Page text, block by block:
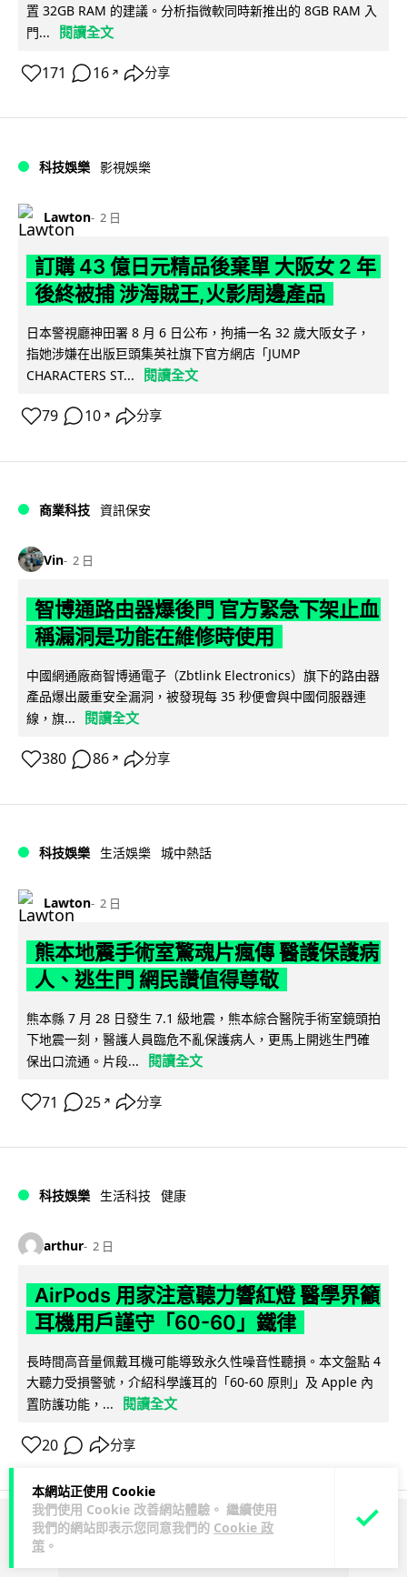
本網站正使用 Cookie
我們使用 Cookie 改善網站體驗。 繼續使用
我們的網站即表示您同意我們的 Cookie 政
策 。
置 32GB RAM 的建議。分析指微軟同時新推出的 8GB RAM 入
門...
閱讀全文
171 16 ↗ 分享
科技娛樂 影視娛樂
Lawton 2 日
訂購 43 億日元精品後棄單 大阪女 2 年
後終被捕 涉海賊王,火影周邊產品
日本警視廳神田署 8 月 6 日公布，拘捕一名 32 歲大阪女子，
指她涉嫌在出版巨頭集英社旗下官方網店「JUMP
CHARACTERS ST...
閱讀全文
79 10 ↗ 分享
商業科技 資訊保安
Vin 2 日
智博通路由器爆後門 官方緊急下架止血
稱漏洞是功能在維修時使用
中國網通廠商智博通電子（Zbtlink Electronics）旗下的路由器
產品爆出嚴重安全漏洞，被發現每 35 秒便會與中國伺服器連
線，旗...
閱讀全文
380 86 ↗ 分享
科技娛樂 生活娛樂 城中熱話
Lawton 2 日
熊本地震手術室驚魂片瘋傳 醫護保護病
人、逃生門 網民讚值得尊敬
熊本縣 7 月 28 日發生 7.1 級地震，熊本綜合醫院手術室鏡頭拍
下地震一刻，醫護人員臨危不亂保護病人，更馬上開逃生門確
保出口流通。片段...
閱讀全文
71 25 ↗ 分享
科技娛樂 生活科技 健康
arthur 2 日
AirPods 用家注意聽力響紅燈 醫學界籲
耳機用戶謹守「60-60」鐵律
長時間高音量佩戴耳機可能導致永久性噪音性聽損。本文盤點 4
大聽力受損警號，介紹科學護耳的「60-60 原則」及 Apple 內
置防護功能，...
閱讀全文
20 分享
ADVERTISEMENT